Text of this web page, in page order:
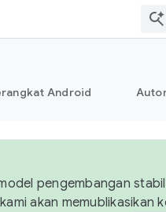
Android
pengembangan
akan memublikasikan